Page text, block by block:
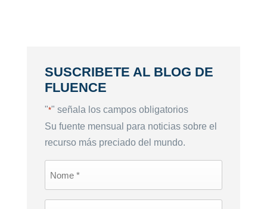
SUSCRIBETE AL BLOG DE
FLUENCE
"*" señala los campos obligatorios
Su fuente mensual para noticias sobre el
recurso más preciado del mundo.